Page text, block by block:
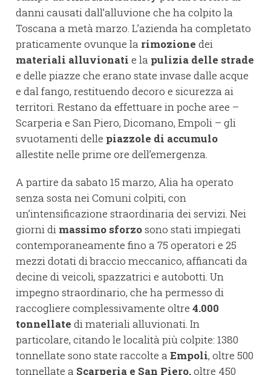
danni causati dall’alluvione che ha colpito la
Toscana a metà marzo. L’azienda ha completato
praticamente ovunque la rimozione dei
materiali alluvionati e la pulizia delle strade
e delle piazze che erano state invase dalle acque
e dal fango, restituendo decoro e sicurezza ai
territori. Restano da effettuare in poche aree –
Scarperia e San Piero, Dicomano, Empoli – gli
svuotamenti delle piazzole di accumulo
allestite nelle prime ore dell’emergenza.
A partire da sabato 15 marzo, Alia ha operato
senza sosta nei Comuni colpiti, con
un’intensificazione straordinaria dei servizi. Nei
giorni di massimo sforzosono stati impiegati
contemporaneamente fino a 75 operatori e 25
mezzi dotati di braccio meccanico, affiancati da
decine di veicoli, spazzatrici e autobotti. Un
impegno straordinario, che ha permesso di
raccogliere complessivamente oltre 4.000
tonnellate di materiali alluvionati. In
particolare, citando le località più colpite: 1380
tonnellate sono state raccolte a Empoli, oltre 500
tonnellate a Scarperia e San Piero,oltre 450